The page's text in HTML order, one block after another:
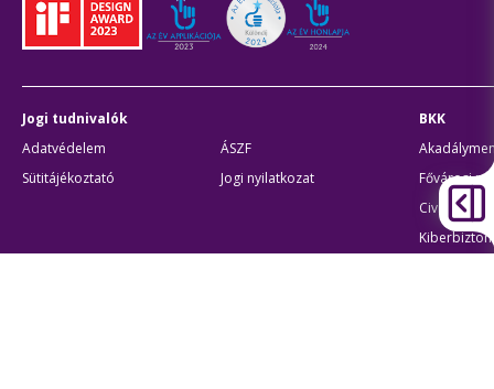
Jogi tudnivalók
Adatvédelem
ÁSZF
Sütitájékoztató
Jogi nyilatkozat
BKK
Fővárosi
Civil